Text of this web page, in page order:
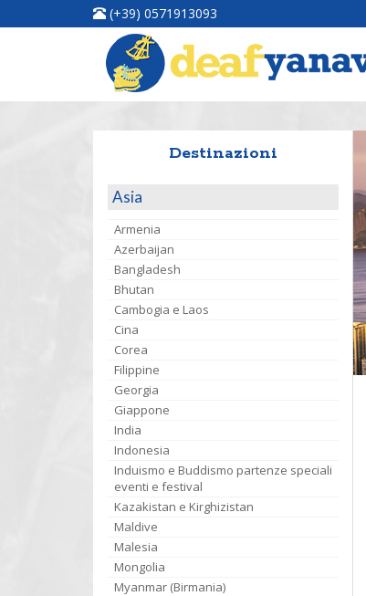
(+39) 0571913093
Destinazioni
Asia
Armenia
Azerbaijan
Bangladesh
Bhutan
Cambogia e Laos
Cina
Corea
Filippine
Georgia
Giappone
India
Indonesia
Induismo e Buddismo partenze speciali
eventi e festival
Kazakistan e Kirghizistan
Maldive
Malesia
Mongolia
Myanmar (Birmania)